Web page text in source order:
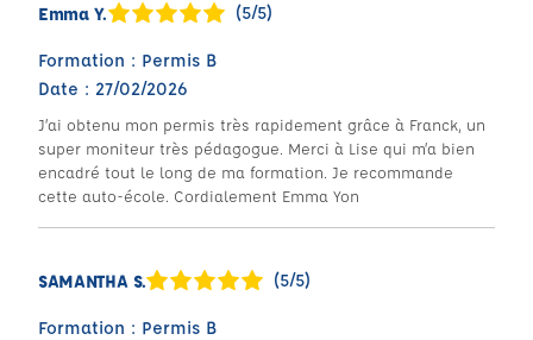
Emma Y. (5/5)
Formation : Permis B
Date : 27/02/2026
J’ai obtenu mon permis très rapidement grâce à Franck, un
super moniteur très pédagogue. Merci à Lise qui m’a bien
encadré tout le long de ma formation. Je recommande
cette auto-école. Cordialement Emma Yon
SAMANTHA S. (5/5)
Formation : Permis B